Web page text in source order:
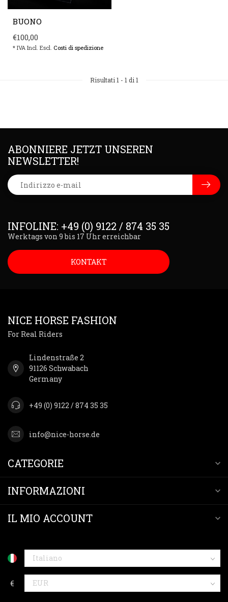
BUONO
€100,00
* IVA Incl. Escl. Costi di spedizione
Risultati1- 1di 1
INFOLINE: +49 (0) 9122 / 874 35 35
Werktags von 9 bis 17 Uhr erreichbar
KONTAKT
ABONNIERE JETZT UNSEREN
NEWSLETTER!
NICE HORSE FASHION
For Real Riders
Lindenstraße 2
91126 Schwabach
Germany
+49 (0) 9122 / 874 35 35
info@nice-horse.de
CATEGORIE
INFORMAZIONI
IL MIO ACCOUNT
€